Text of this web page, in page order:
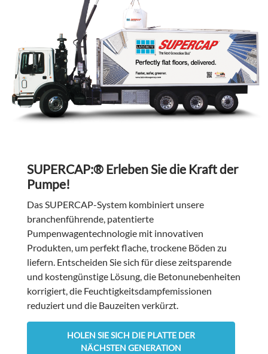
SUPERCAP:® Erleben Sie die Kraft der
Pumpe!
Das SUPERCAP-System kombiniert unsere
branchenführende, patentierte
Pumpenwagentechnologie mit innovativen
Produkten, um perfekt flache, trockene Böden zu
liefern. Entscheiden Sie sich für diese zeitsparende
und kostengünstige Lösung, die Betonunebenheiten
korrigiert, die Feuchtigkeitsdampfemissionen
reduziert und die Bauzeiten verkürzt.
HOLEN SIE SICH DIE PLATTE DER
NÄCHSTEN GENERATION